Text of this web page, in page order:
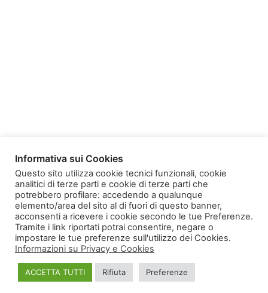
Homepage
Copyright
Informativa sulla Privacy e Cookies
Informativa sui Cookies
Questo sito utilizza cookie tecnici funzionali, cookie
analitici di terze parti e cookie di terze parti che
potrebbero profilare: accedendo a qualunque
elemento/area del sito al di fuori di questo banner,
acconsenti a ricevere i cookie secondo le tue Preferenze.
Tramite i link riportati potrai consentire, negare o
impostare le tue preferenze sull'utilizzo dei Cookies.
Informazioni su Privacy e Cookies
ACCETTA TUTTI Rifiuta Preferenze